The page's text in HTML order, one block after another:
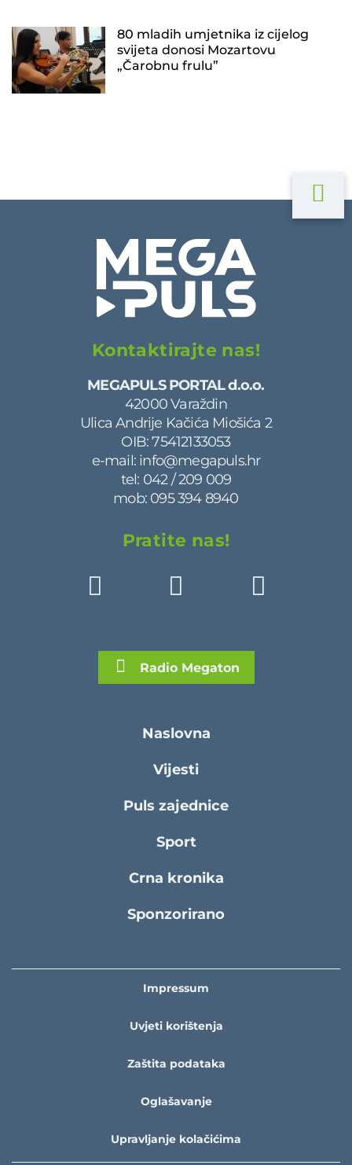
80 mladih umjetnika iz cijelog
svijeta donosi Mozartovu
„Čarobnu frulu”
Kontaktirajte nas!
MEGAPULS PORTAL d.o.o.
42000 Varaždin
Ulica Andrije Kačića Miošića 2
OIB: 75412133053
e-mail: info@megapuls.hr
tel: 042 / 209 009
mob: 095 394 8940
Pratite nas!
Radio Megaton
Naslovna
Vijesti
Puls zajednice
Sport
Crna kronika
Sponzorirano
Impressum
Uvjeti korištenja
Zaštita podataka
Oglašavanje
Upravljanje kolačićima